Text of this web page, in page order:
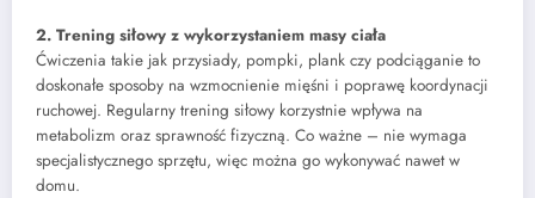
2. Trening siłowy z wykorzystaniem masy ciała
Ćwiczenia takie jak przysiady, pompki, plank czy podciąganie to
doskonałe sposoby na wzmocnienie mięśni i poprawę koordynacji
ruchowej. Regularny trening siłowy korzystnie wpływa na
metabolizm oraz sprawność fizyczną. Co ważne – nie wymaga
specjalistycznego sprzętu, więc można go wykonywać nawet w
domu.